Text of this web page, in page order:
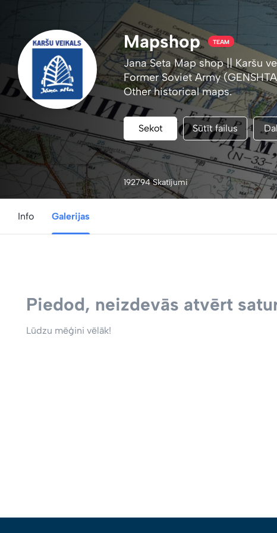
Mapshop TEAM
Jana Seta Map shop || Karšu
Former Soviet Army
Other historical maps.
Sekot Sūtīt failus
192794 Skatījumi
Info Galerijas
Piedod, neizdevās atvērt
Lūdzu mēģini vēlāk!